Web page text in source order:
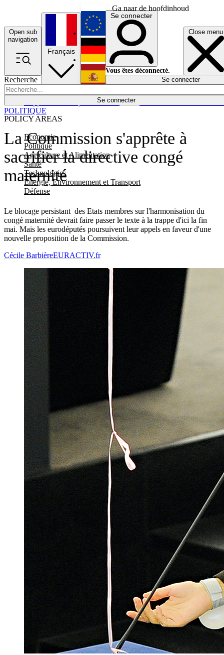
Ga naar de hoofdinhoud
Open sub
navigation
Close menu
Recherche
Se connecter
POLICY AREAS
Economie
Politique
Agriculture et Alimentation
Santé
Technologies
Energie, Environnement et Transport
Défense
Économie
Français
English
Deutsch
Español
Se connecter
Vous êtes déconnecté.
Se connecter
La Commission s'apprête à
sacrifier la directive congé
maternité
Le blocage persistant des Etats membres sur l'harmonisation du
congé maternité devrait faire passer le texte à la trappe d'ici la fin
mai. Mais les eurodéputés poursuivent leur appels en faveur d'une
nouvelle proposition de la Commission.
POLITIQUE
Cécile BarbièreEURACTIV.fr